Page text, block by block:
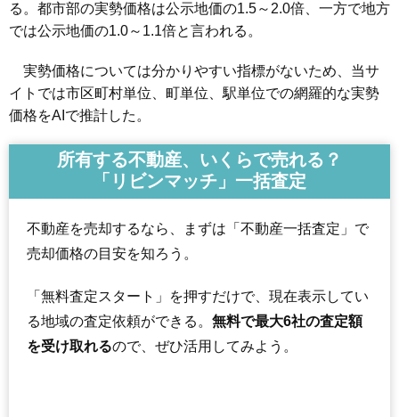
る。都市部の実勢価格は公示地価の1.5～2.0倍、一方で地方
では公示地価の1.0～1.1倍と言われる。
実勢価格については分かりやすい指標がないため、当サ
イトでは市区町村単位、町単位、駅単位での網羅的な実勢
価格をAIで推計した。
所有する不動産、いくらで売れる？
「リビンマッチ」一括査定
不動産を売却するなら、まずは「不動産一括査定」で
売却価格の目安を知ろう。
「無料査定スタート」を押すだけで、現在表示してい
る地域の査定依頼ができる。 無料で最大6社の査定額
を受け取れるので、ぜひ活用してみよう。